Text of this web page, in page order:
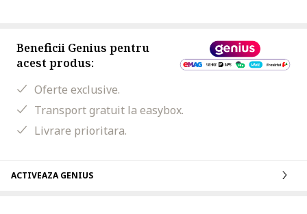
Beneficii Genius pentru
acest produs:
Oferte exclusive.
Transport gratuit la easybox.
Livrare prioritara.
ACTIVEAZA GENIUS